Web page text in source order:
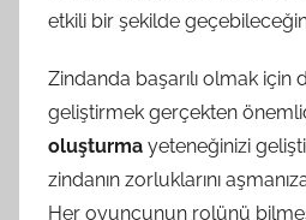
etkili bir şekilde
Zindanda başarılı olmak
geliştirmek gerçekten
oluşturma yeteneğinizi
zindanın zorluklarını
Her oyuncunun rolünü